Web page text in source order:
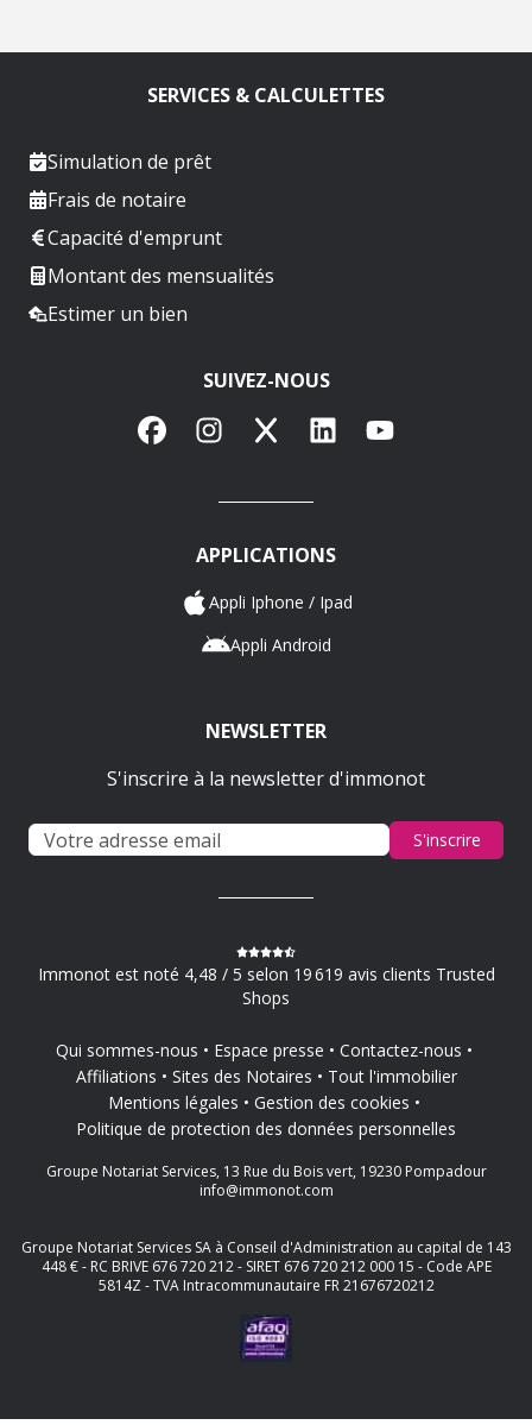
SERVICES & CALCULETTES
Simulation de prêt
Frais de notaire
Capacité d'emprunt
Montant des mensualités
Estimer un bien
SUIVEZ-NOUS
FacebookInstagram
X LinkedInYouTube
APPLICATIONS
Appli Iphone / Ipad
Appli Android
NEWSLETTER
S'inscrire à la newsletter d'immonot
S'inscrire
Immonot est noté 4,48 / 5 selon 19 619 avis clients Trusted
Shops
Qui sommes-nous Espace presse
Contactez-nous
Affiliations
Sites des Notaires
Tout l'immobilier
Mentions légales
Gestion des cookies
Politique de protection des données personnelles
Groupe Notariat Services, 13 Rue du Bois vert, 19230 Pompadour
info@immonot.com
Groupe Notariat Services SA à Conseil d'Administration au capital de 143
448 € - RC BRIVE 676 720 212 - SIRET 676 720 212 000 15 - Code APE
5814Z - TVA Intracommunautaire FR 21676720212